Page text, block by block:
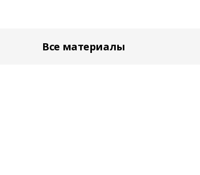
Все материалы